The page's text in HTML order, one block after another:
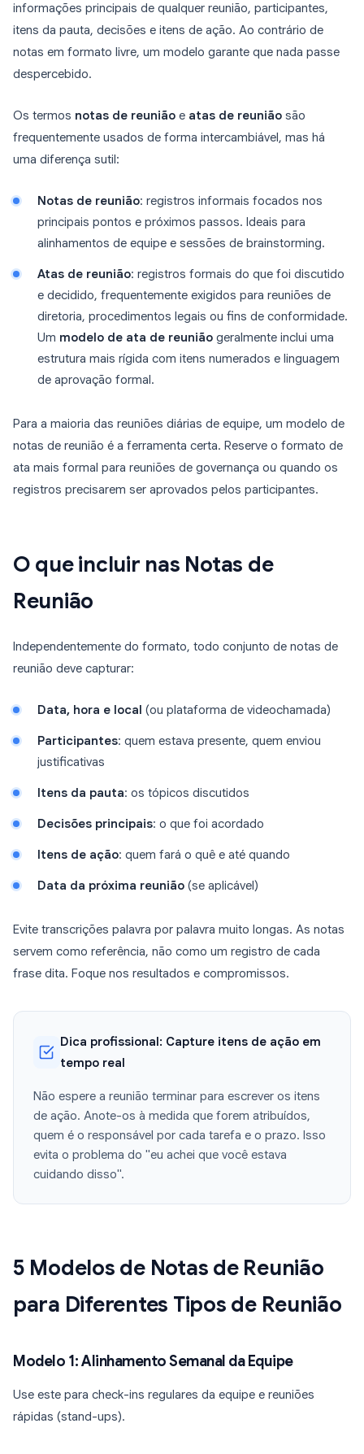
informações principais de qualquer reunião, participantes,
itens da pauta, decisões e itens de ação. Ao contrário de
notas em formato livre, um modelo garante que nada passe
despercebido.
Os termos notas de reunião e atas de reunião são
frequentemente usados de forma intercambiável, mas há
uma diferença sutil:
Notas de reunião: registros informais focados nos
principais pontos e próximos passos. Ideais para
alinhamentos de equipe e sessões de brainstorming.
Atas de reunião: registros formais do que foi discutido
e decidido, frequentemente exigidos para reuniões de
diretoria, procedimentos legais ou fins de conformidade.
Um modelo de ata de reunião geralmente inclui uma
estrutura mais rígida com itens numerados e linguagem
de aprovação formal.
Para a maioria das reuniões diárias de equipe, um modelo de
notas de reunião é a ferramenta certa. Reserve o formato de
ata mais formal para reuniões de governança ou quando os
registros precisarem ser aprovados pelos participantes.
O que incluir nas Notas de
Reunião
Independentemente do formato, todo conjunto de notas de
reunião deve capturar:
Data, hora e local (ou plataforma de videochamada)
Participantes: quem estava presente, quem enviou
justificativas
Itens da pauta: os tópicos discutidos
Decisões principais: o que foi acordado
Itens de ação: quem fará o quê e até quando
Data da próxima reunião (se aplicável)
Evite transcrições palavra por palavra muito longas. As notas
servem como referência, não como um registro de cada
frase dita. Foque nos resultados e compromissos.
Dica profissional: Capture itens de ação em
tempo real
Não espere a reunião terminar para escrever os itens
de ação. Anote-os à medida que forem atribuídos,
quem é o responsável por cada tarefa e o prazo. Isso
evita o problema do "eu achei que você estava
cuidando disso".
5 Modelos de Notas de Reunião
para Diferentes Tipos de Reunião
Modelo 1: Alinhamento Semanal da Equipe
Use este para check-ins regulares da equipe e reuniões
rápidas (stand-ups).